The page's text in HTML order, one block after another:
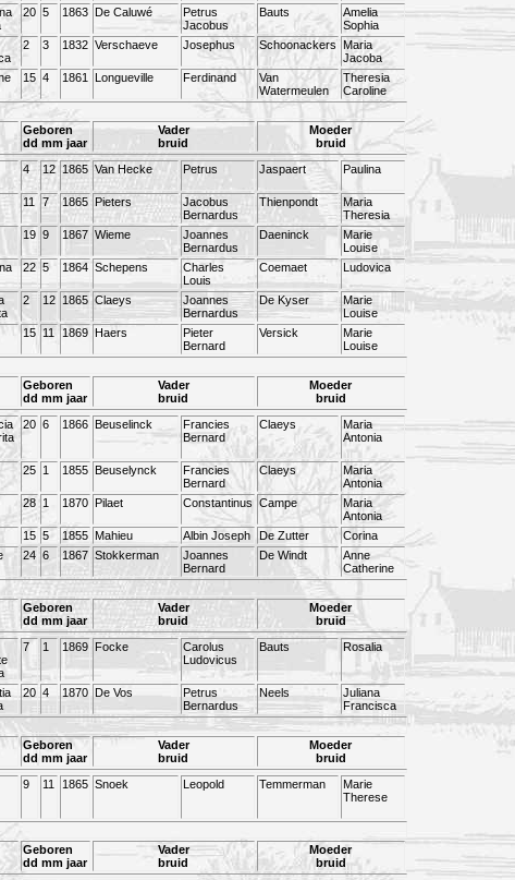
20 5 1863 De Caluwé
Petrus
Jacobus
Bauts
Amelia
Sophia
2 3 1832 Verschaeve Josephus Schoonackers Maria
Jacoba
15 4 1861 Longueville Ferdinand
Van
Watermeulen
Theresia
Caroline
Geboren
dd mm jaar
Vader
bruid
Moeder
bruid
4 12 1865 Van Hecke Petrus Jaspaert Paulina
11 7 1865 Pieters
Jacobus
Bernardus
Thienpondt
Maria
Theresia
19 9 1867 Wieme
Joannes
Bernardus
Daeninck
Marie
Louise
22 5 1864 Schepens
Charles
Louis
Coemaet Ludovica
2 12 1865 Claeys
Joannes
Bernardus
De Kyser
Marie
Louise
15 11 1869 Haers
Pieter
Bernard
Versick
Marie
Louise
Geboren
dd mm jaar
Vader
bruid
Moeder
bruid
20 6 1866 Beuselinck
Francies
Bernard
Claeys
Maria
Antonia
25 1 1855 Beuselynck
Francies
Bernard
Claeys
Maria
Antonia
28 1 1870 Pilaet Constantinus Campe
Maria
Antonia
15 5 1855 Mahieu Albin Joseph De Zutter
Corina
24 6 1867 Stokkerman
Joannes
Bernard
De Windt
Anne
Catherine
Geboren
dd mm jaar
Vader
bruid
Moeder
bruid
7 1 1869 Focke
Carolus
Ludovicus
Bauts Rosalia
20 4 1870 De Vos
Petrus
Bernardus
Neels
Juliana
Francisca
Geboren
dd mm jaar
Vader
bruid
Moeder
bruid
9 11 1865 Snoek Leopold Temmerman
Marie
Therese
Geboren
dd mm jaar
Vader
bruid
Moeder
bruid